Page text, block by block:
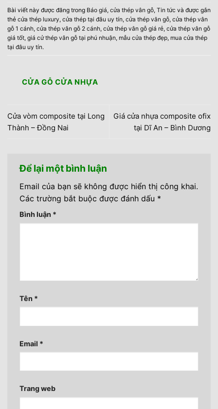
Bài viết này được đăng trong Báo giá, cửa thép vân gỗ, Tin tức và được gắn
thẻ cửa thép luxury, cửa thép tại đâu uy tín, cửa thép vân gỗ, cửa thép vân
gỗ 1 cánh, cửa thép vân gỗ 2 cánh, cửa thép vân gỗ giá rẻ, cửa thép vân gỗ
giá tốt, giá cử thép vân gỗ tại phú nhuận, mẫu cửa thép đẹp, mua cửa thép
tại đâu uy tín.
CỬA GỖ CỬA NHỰA
Cửa vòm composite tại Long
Thành – Đồng Nai
Giá cửa nhựa composite ofix
tại Dĩ An – Bình Dương
Để lại một bình luận
Email của bạn sẽ không được hiển thị công khai.
Các trường bắt buộc được đánh dấu *
Bình luận *
Tên *
Email *
Trang web